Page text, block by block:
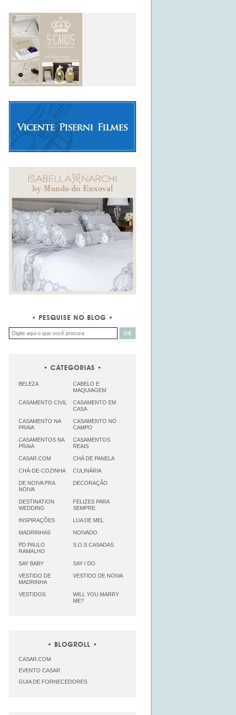
PESQUISE NO BLOG
CATEGORIAS
BELEZA
CABELO E
MAQUIAGEM
CASAMENTO CIVIL
CASAMENTO EM
CASA
CASAMENTO NA
PRAIA
CASAMENTO NO
CAMPO
CASAMENTOS NA
PRAIA
CASAMENTOS
REAIS
CASAR.COM CHÁ DE PANELA
CHÁ-DE-COZINHA CULINÁRIA
DE NOIVA PRA
NOIVA
DECORAÇÃO
DESTINATION
WEDDING
FELIZES PARA
SEMPRE
INSPIRAÇÕES LUA DE MEL
MADRINHAS NOIVADO
PD PAULO
RAMALHO
S.O.S CASADAS
SAY BABY SAY I DO
VESTIDO DE
MADRINHA
VESTIDO DE NOIVA
VESTIDOS
WILL YOU MARRY
ME?
BLOGROLL
CASAR.COM
EVENTO CASAR
GUIA DE FORNECEDORES